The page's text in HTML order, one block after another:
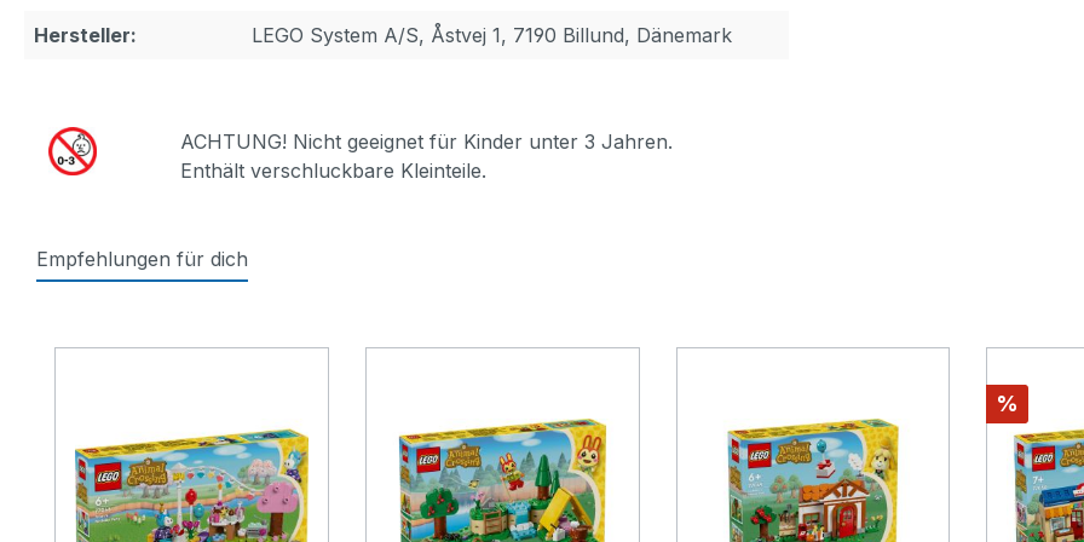
Hersteller:
LEGO System A/S, Åstvej 1, 7190 Billund, Dänemark
ACHTUNG! Nicht geeignet für Kinder unter 3 Jahren.
Enthält verschluckbare Kleinteile.
Empfehlungen für dich
Rabatt
%